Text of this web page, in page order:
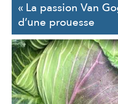
« La passion Van
d’une prouesse